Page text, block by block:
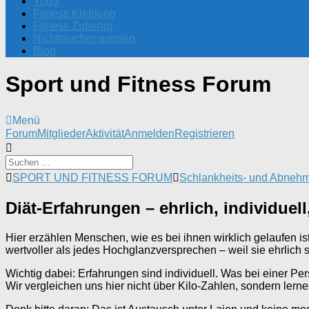
Fitness Kleidung
Fitness Zubehör
Nichtraucher werden
Blog
Sport und Fitness Forum
Menü
Forum-
Navigation
ForumMitgliederAktivitätAnmeldenRegistrieren
Forum-
-
Du
hier:
SPORT UND FITNESS FORUM Schlankheits- und
Diät-Erfahrungen – ehrlich,
Hier erzählen Menschen, wie es bei ihnen wirklich gelaufen
wertvoller als jedes Hochglanzversprechen – weil sie ehrlich
Wichtig dabei: Erfahrungen sind individuell. Was bei einer
Wir vergleichen uns hier nicht über Kilo-Zahlen, sondern